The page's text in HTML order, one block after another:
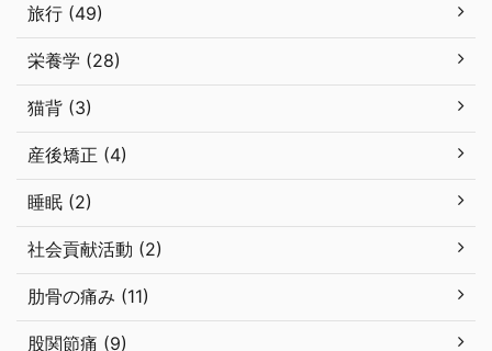
旅行 (49)
栄養学 (28)
猫背 (3)
産後矯正 (4)
睡眠 (2)
社会貢献活動 (2)
肋骨の痛み (11)
股関節痛 (9)